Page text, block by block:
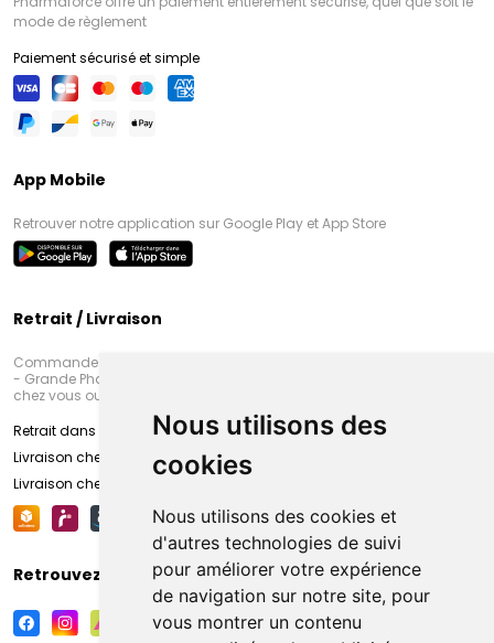
Nous utilisons des
cookies
Nous utilisons des cookies et
d'autres technologies de suivi
pour améliorer votre expérience
de navigation sur notre site, pour
vous montrer un contenu
mode de règlement
Paiement sécurisé et simple
App Mobile
Retrouver notre application sur Google Play et App Store
Retrait / Livraison
Commandez en ligne et venez chercher votre commande à Amiens
- Grande Pharmacie d’Amiens (Fachon) ou recevez-là rapidement
chez vous ou en point retrait
Retrait dans la pharmacie d’Amiens
Livraison chez vous
Livraison chez votre commerçant
Retrouvez-nous sur vos réseaux sociaux